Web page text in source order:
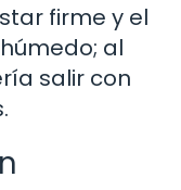
firme y el
al
salir con